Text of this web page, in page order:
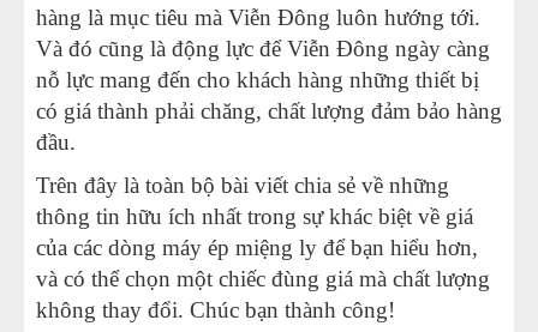
hàng là mục tiêu mà Viễn Đông luôn hướng tới.
Và đó cũng là động lực để Viễn Đông ngày càng
nỗ lực mang đến cho khách hàng những thiết bị
có giá thành phải chăng, chất lượng đảm bảo hàng
đầu.
Trên đây là toàn bộ bài viết chia sẻ về những
thông tin hữu ích nhất trong sự khác biệt về giá
của các dòng máy ép miệng ly để bạn hiểu hơn,
và có thể chọn một chiếc đùng giá mà chất lượng
không thay đổi. Chúc bạn thành công!